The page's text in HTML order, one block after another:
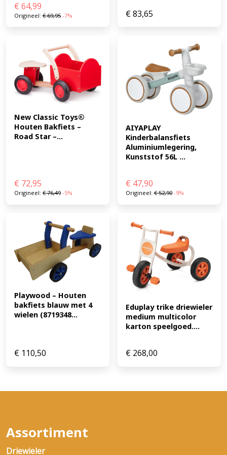
€ 64,99
Origineel: €69,95 -7% €83,65
New Classic Toys®
Houten Bakfiets –
Road Star –...
€ 72,95
Origineel: €76,49 -5%
AIYAPLAY
Kinderbalansfiets
Aluminiumlegering,
Kunststof 56L ...
€ 47,90
Origineel: €52,90 -9%
Playwood – Houten
bakfiets blauw met 4
wielen (8719348...
€ 110,50
Eduplay trike driewieler
medium multicolor
karton speelgoed....
€ 268,00
Assortiment
Driewieler